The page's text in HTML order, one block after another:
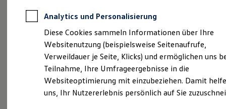
Autokredit mit Schlussrate
Versicherungen und Garantien
Kfz-Versicherung
Restschuldversicherungen
Garantien
Wartungsverträge
Geschäftskunden
Professional Class bei Volkswagen
Großkunden
Behörden
Analytics und Personalisierung
Diese Cookies sammeln Informationen über Ihre
Websitenutzung (beispielsweise Seitenaufrufe,
Verweildauer je Seite, Klicks) und ermöglichen uns
Teilnahme, Ihre Umfrageergebnisse in die
Websiteoptimierung mit einzubeziehen. Damit
uns, Ihr Nutzererlebnis persönlich auf Sie